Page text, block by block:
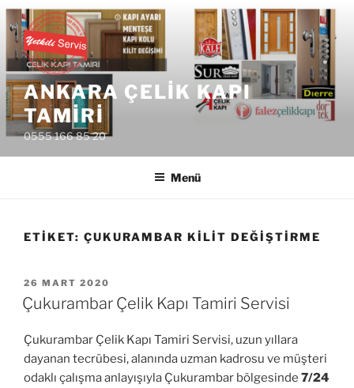
İçeriğe
geç
ANKARA ÇELIK KAPI
TAMIRI
0555 166 85 20
Menü
ETIKET: ÇUKURAMBAR KILIT DEĞIŞTIRME
YAYIM
TARIHI
26 MART 2020
Çukurambar Çelik Kapı Tamiri Servisi
Çukurambar Çelik Kapı Tamiri Servisi, uzun yıllara
dayanan tecrübesi, alanında uzman kadrosu ve müşteri
odaklı çalışma anlayışıyla Çukurambar bölgesinde 7/24